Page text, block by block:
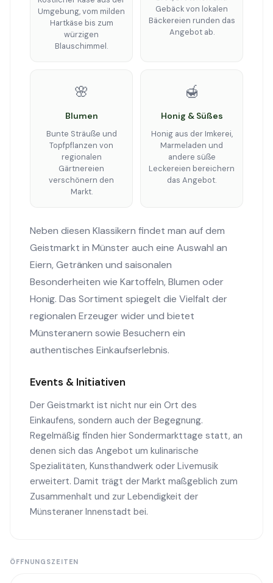
Umgebung, vom milden
Hartkäse bis zum
würzigen
Blauschimmel.
Gebäck von lokalen
Bäckereien runden das
Angebot ab.
🌸
Blumen
Bunte Sträuße und
Topfpflanzen von
regionalen
Gärtnereien
verschönern den
Markt.
🍯
Honig & Süßes
Honig aus der Imkerei,
Marmeladen und
andere süße
Leckereien bereichern
das Angebot.
Neben diesen Klassikern findet man auf dem
Geistmarkt in Münster auch eine Auswahl an
Eiern, Getränken und saisonalen
Besonderheiten wie Kartoffeln, Blumen oder
Honig. Das Sortiment spiegelt die Vielfalt der
regionalen Erzeuger wider und bietet
Münsteranern sowie Besuchern ein
authentisches Einkaufserlebnis.
Events & Initiativen
Der Geistmarkt ist nicht nur ein Ort des
Einkaufens, sondern auch der Begegnung.
Regelmäßig finden hier Sondermarkttage statt, an
denen sich das Angebot um kulinarische
Spezialitäten, Kunsthandwerk oder Livemusik
erweitert. Damit trägt der Markt maßgeblich zum
Zusammenhalt und zur Lebendigkeit der
Münsteraner Innenstadt bei.
ÖFFNUNGSZEITEN